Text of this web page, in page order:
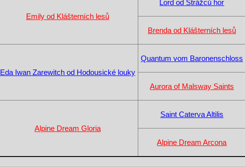
Emily od Klášterních lesů
Lord od Strážců hor
Brenda od Klášterních lesů
Eda Iwan Zarewitch od Hodousické louky
Quantum vom Baronenschloss
Aurora of Malsway Saints
Alpine Dream Gloria
Saint Caterva Altilis
Alpine Dream Arcona